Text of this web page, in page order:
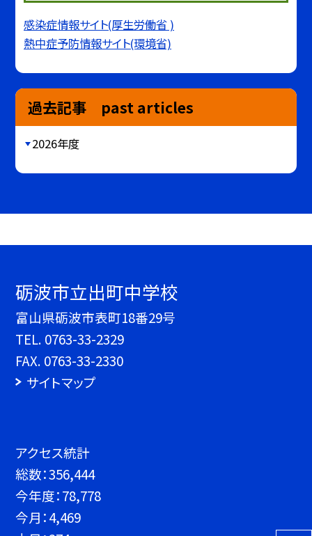
感染症情報サイト(厚生労働省 )
熱中症予防情報サイト(環境省)
過去記事 past articles
2026年度
砺波市立出町中学校
富山県砺波市表町18番29号
TEL. 0763-33-2329
FAX. 0763-33-2330
サイトマップ
アクセス統計
総数：356,444
今年度：78,778
今月：4,469